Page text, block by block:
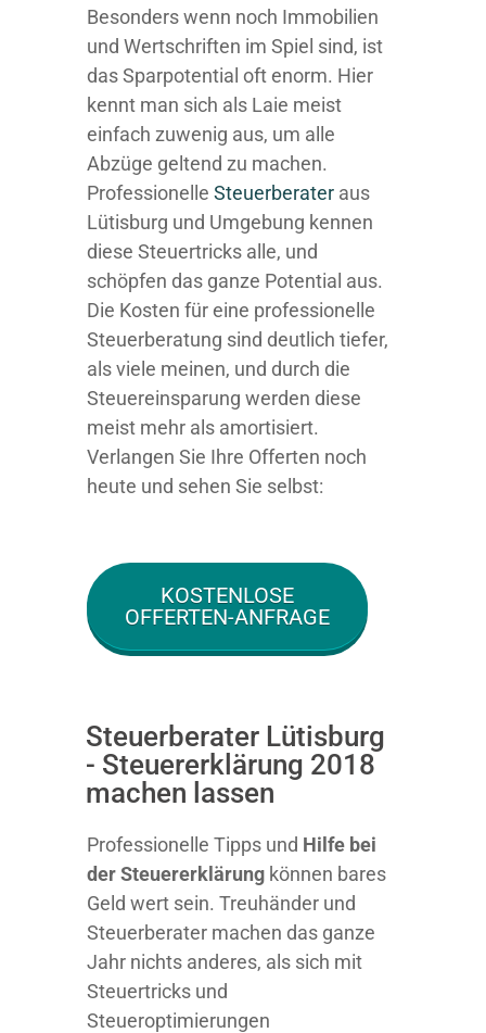
Besonders wenn noch Immobilien
und Wertschriften im Spiel sind, ist
das Sparpotential oft enorm. Hier
kennt man sich als Laie meist
einfach zuwenig aus, um alle
Abzüge geltend zu machen.
Professionelle Steuerberater aus
Lütisburg und Umgebung kennen
diese Steuertricks alle, und
schöpfen das ganze Potential aus.
Die Kosten für eine professionelle
Steuerberatung sind deutlich tiefer,
als viele meinen, und durch die
Steuereinsparung werden diese
meist mehr als amortisiert.
Verlangen Sie Ihre Offerten noch
heute und sehen Sie selbst:
KOSTENLOSE
OFFERTEN-ANFRAGE
Steuerberater Lütisburg
- Steuererklärung 2018
machen lassen
Professionelle Tipps und Hilfe bei
der Steuererklärung können bares
Geld wert sein. Treuhänder und
Steuerberater machen das ganze
Jahr nichts anderes, als sich mit
Steuertricks und
Steueroptimierungen